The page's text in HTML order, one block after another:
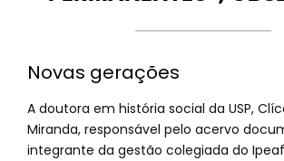
Novas gerações
A doutora em história social da USP,
Miranda, responsável pelo acervo
integrante da gestão colegiada do